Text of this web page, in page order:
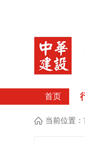
首页
当前位置：